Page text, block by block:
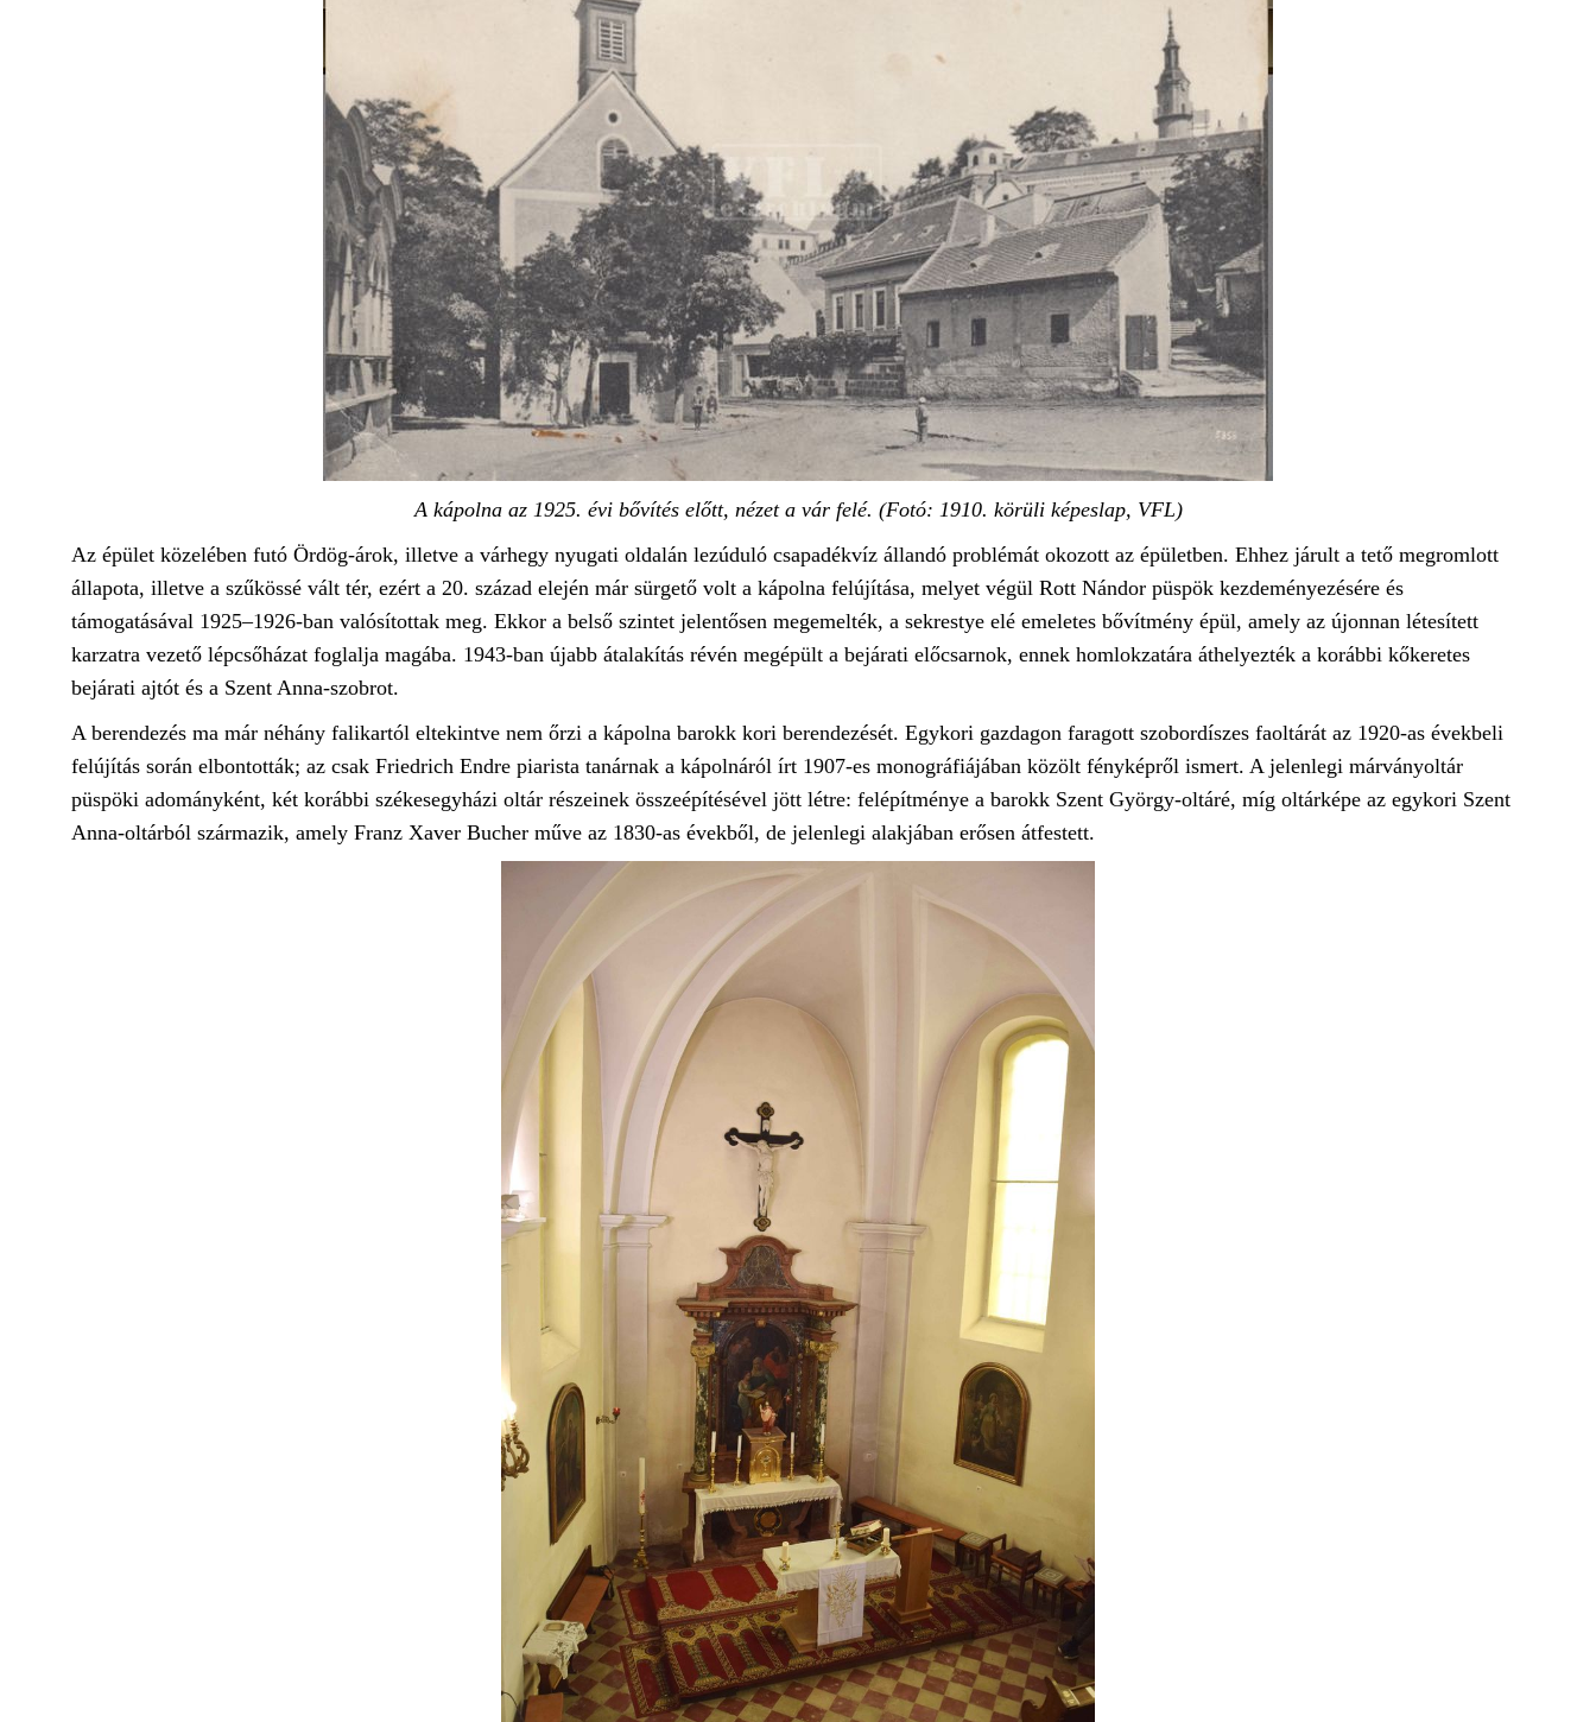
A kápolna az 1925. évi bővítés előtt, nézet a vár felé. (Fotó: 1910. körüli képeslap, VFL)
Az épület közelében futó Ördög-árok, illetve a várhegy nyugati oldalán lezúduló csapadékvíz állandó problémát okozott az épületben. Ehhez járult a tető megromlott
állapota, illetve a szűkössé vált tér, ezért a 20. század elején már sürgető volt a kápolna felújítása, melyet végül Rott Nándor püspök kezdeményezésére és
támogatásával 1925–1926-ban valósítottak meg. Ekkor a belső szintet jelentősen megemelték, a sekrestye elé emeletes bővítmény épül, amely az újonnan létesített
karzatra vezető lépcsőházat foglalja magába. 1943-ban újabb átalakítás révén megépült a bejárati előcsarnok, ennek homlokzatára áthelyezték a korábbi kőkeretes
bejárati ajtót és a Szent Anna-szobrot.
A berendezés ma már néhány falikartól eltekintve nem őrzi a kápolna barokk kori berendezését. Egykori gazdagon faragott szobordíszes faoltárát az 1920-as évekbeli
felújítás során elbontották; az csak Friedrich Endre piarista tanárnak a kápolnáról írt 1907-es monográfiájában közölt fényképről ismert. A jelenlegi márványoltár
püspöki adományként, két korábbi székesegyházi oltár részeinek összeépítésével jött létre: felépítménye a barokk Szent György-oltáré, míg oltárképe az egykori Szent
Anna-oltárból származik, amely Franz Xaver Bucher műve az 1830-as évekből, de jelenlegi alakjában erősen átfestett.